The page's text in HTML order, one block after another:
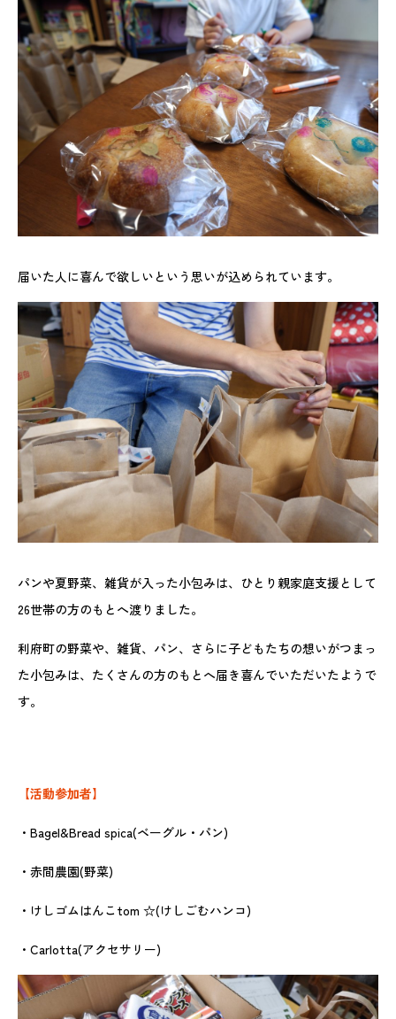
届いた人に喜んで欲しいという思いが込められています。
パンや夏野菜、雑貨が入った小包みは、ひとり親家庭支援として
26世帯の方のもとへ渡りました。
利府町の野菜や、雑貨、パン、さらに子どもたちの想いがつまっ
た小包みは、たくさんの方のもとへ届き喜んでいただいたようで
す。
【活動参加者】
・Bagel&Bread spica(ベーグル・パン)
・赤間農園(野菜)
・けしゴムはんこtom ☆(けしごむハンコ)
・Carlotta(アクセサリー)